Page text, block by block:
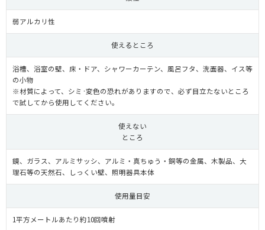
弱アルカリ性
使えるところ
浴槽、浴室の壁、床・ドア、シャワーカーテン、風呂フタ、洗面器、イス等
の小物
※材質によって、シミ·変色の恐れがありますので、必ず目立たないところ
で試してから使用してください。
使えない
ところ
鏡、ガラス、アルミサッシ、アルミ・真ちゅう・銅等の金属、木製品、大
理石等の天然石、しっくい壁、照明器具本体
使用量目安
1平方メートルあたり約10回噴射